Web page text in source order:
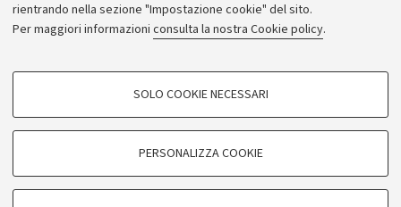
rientrando nella sezione "Impostazione cookie" del sito.
Per maggiori informazioni consulta la nostra Cookie policy.
COOKIE DI PROFILAZIONE - FACOLTATIVI
SOLO COOKIE NECESSARI
PERSONALIZZA COOKIE
Rassegna stampa
© Copyright 2026 - ALMA MATER STUDIORUM - Università di
Bologna - Via Zamboni, 33 - 40126 Bologna - PI: 01131710376 -